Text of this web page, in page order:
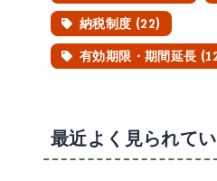
納税制度 (22)
有効期限・期間延長
最近よく見られて